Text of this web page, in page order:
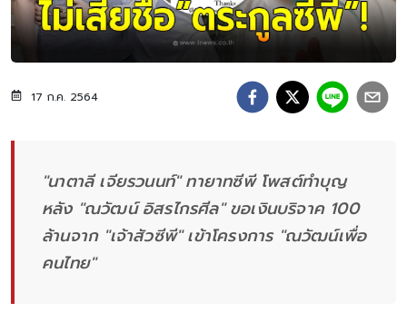
17 ก.ค. 2564
"นาตาลี เจียรวนนท์" ทายาทซีพี โพสต์ทำบุญ
หลัง "ณวัฒน์ อิสรไกรศีล" ขอเงินบริจาค 100
ล้านจาก "เจ้าสัวซีพี" เข้าโครงการ "ณวัฒน์เพื่อ
คนไทย"